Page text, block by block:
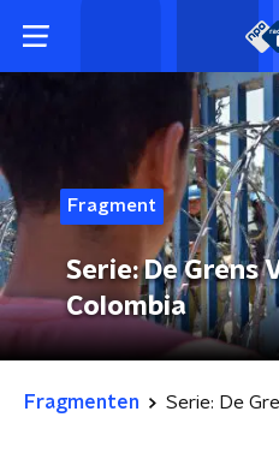
Fragment
Serie: De Grens
Colombia
Fragmenten Serie: De